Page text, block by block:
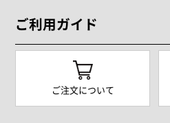
ご利用ガイド
ご注文について